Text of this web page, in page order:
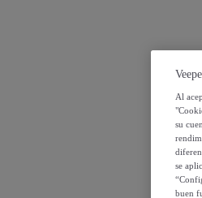
Al
su
se
buen